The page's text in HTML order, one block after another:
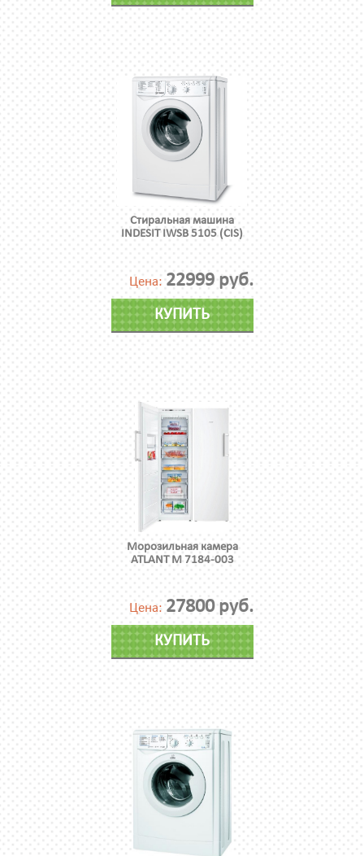
Стиральная машина
INDESIT IWSB 5105 (CIS)
Цена: 22999 руб.
КУПИТЬ
Морозильная камера
ATLANT М 7184-003
Цена: 27800 руб.
КУПИТЬ